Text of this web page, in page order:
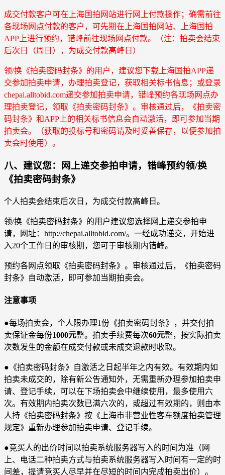
成交付款客户可在上海国拍网站进行网上付款操作；确需前往
各现场网点付款的客户，可先期在上海国拍网站、上海国拍
APP上进行预约，错峰前往现场网点付款。（注：拍卖会结束
后次日（周日），为成交付款高峰日）
领/换《拍卖密码封条》的用户，建议您下载上海国拍APP递
交参加拍卖申请，办理拍卖登记，获取相关标书信息；或登录
chepai.alltobid.com递交参加拍卖申请，错峰预约各现场网点办
理拍卖登记，领取《拍卖密码封条》。审核通过后，《拍卖密
码封条》和APP上的相关标书信息会自动激活，即可参加当期
拍卖会。（获取的投标号和密码请及时妥善保存，以便参加拍
卖会时使用）。
八、建议您：网上递交参拍申请，错峰预约领/换
《拍卖密码封条》
个人拍卖会结束后次日，为成交付款高峰日。
领/换《拍卖密码封条》的用户建议您选择网上递交参拍申
请，网址：http://chepai.alltobid.com/。一经成功递交，开始进
入20个工作日的审核期，您可于审核期内错峰。
预约各网点领取《拍卖密码封条》。审核通过后，《拍卖密码
封条》自动激活，即可参加当期拍卖会。
注意事项
●每场拍卖会，个人限办理1份《拍卖密码封条》，并交付拍
卖保证金每份1000元整。拍卖手续费每次60元整，按实际拍卖
次数发生的金额在成交付款或未成交退款时收取。
●《拍卖密码封条》自激活之日起半年之内有效。有效期内如
拍卖未成交的，除有新公告通知外，无需重新办理参加拍卖申
请、登记手续，可以在下场拍卖会中继续使用，最多使用六
次。有效期内拍卖次数已满六次的，或超过有效期的，则由本
人持《拍卖密码封条》按《上海市非营业性客车额度拍卖管理
规定》重新办理参加拍卖申请、登记手续。
●竞买人的出价时间以拍卖系统服务器写入的时间为准（网
上、电话二种拍卖方式与拍卖系统服务器写入时间有一定的时
间差，提请竞买人尽早并在尽短的时间内完成拍卖出价）。